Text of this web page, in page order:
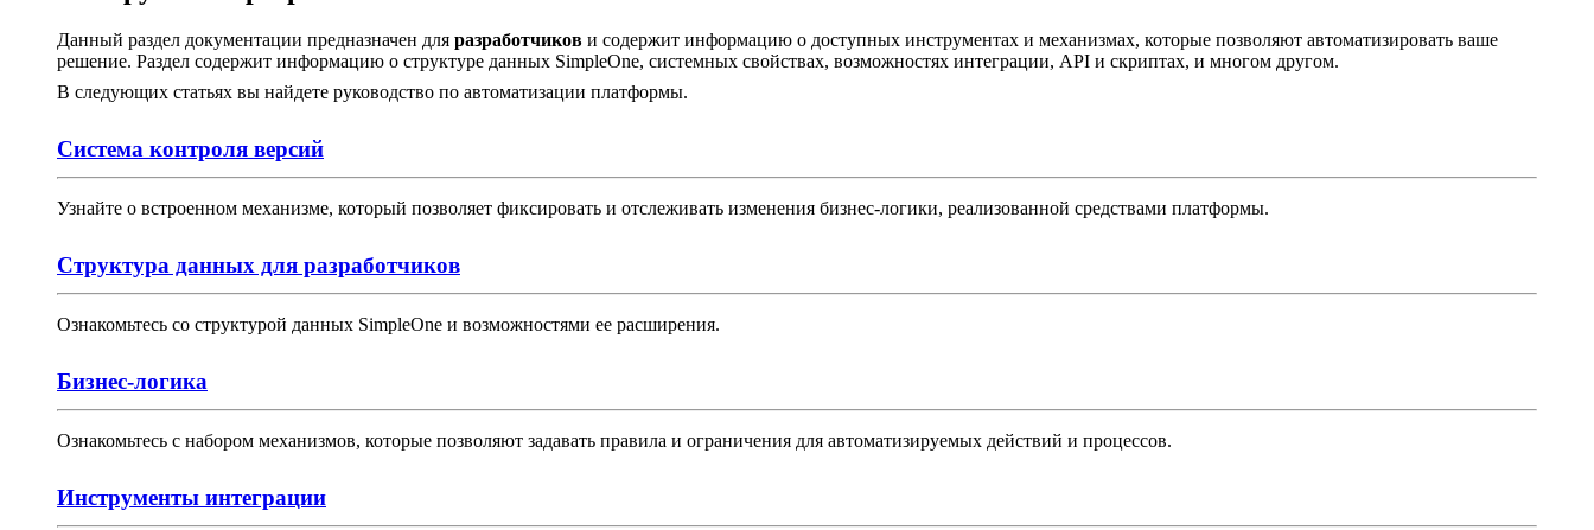
Данный раздел документации предназначен для разработчиков и содержит информацию о доступных инструментах и механизмах, которые позволяют автоматизировать ваше
решение. Раздел содержит информацию о структуре данных SimpleOne, системных свойствах, возможностях интеграции, API и скриптах, и многом другом.
В следующих статьях вы найдете руководство по автоматизации платформы.
Система контроля версий
Узнайте о встроенном механизме, который позволяет фиксировать и отслеживать изменения бизнес-логики, реализованной средствами платформы.
Структура данных для разработчиков
Ознакомьтесь со структурой данных SimpleOne и возможностями ее расширения.
Бизнес-логика
Ознакомьтесь с набором механизмов, которые позволяют задавать правила и ограничения для автоматизируемых действий и процессов.
Инструменты интеграции